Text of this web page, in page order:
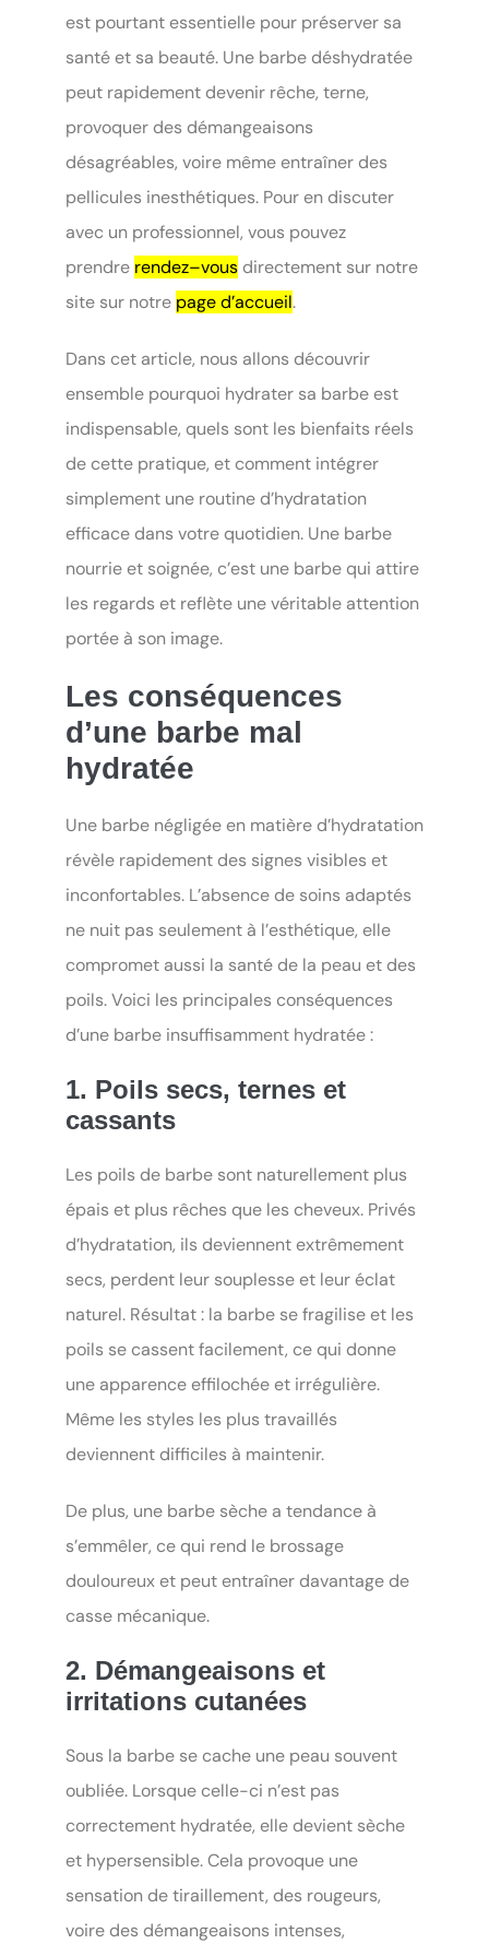
est pourtant essentielle pour préserver sa
santé et sa beauté. Une barbe déshydratée
peut rapidement devenir rêche, terne,
provoquer des démangeaisons
désagréables, voire même entraîner des
pellicules inesthétiques. Pour en discuter
avec un professionnel, vous pouvez
prendre rendez–vous directement sur notre
site sur notre page d’accueil.
Dans cet article, nous allons découvrir
ensemble pourquoi hydrater sa barbe est
indispensable, quels sont les bienfaits réels
de cette pratique, et comment intégrer
simplement une routine d’hydratation
efficace dans votre quotidien. Une barbe
nourrie et soignée, c’est une barbe qui attire
les regards et reflète une véritable attention
portée à son image.
Les conséquences
d’une barbe mal
hydratée
Une barbe négligée en matière d’hydratation
révèle rapidement des signes visibles et
inconfortables. L’absence de soins adaptés
ne nuit pas seulement à l’esthétique, elle
compromet aussi la santé de la peau et des
poils. Voici les principales conséquences
d’une barbe insuffisamment hydratée :
1. Poils secs, ternes et
cassants
Les poils de barbe sont naturellement plus
épais et plus rêches que les cheveux. Privés
d’hydratation, ils deviennent extrêmement
secs, perdent leur souplesse et leur éclat
naturel. Résultat : la barbe se fragilise et les
poils se cassent facilement, ce qui donne
une apparence effilochée et irrégulière.
Même les styles les plus travaillés
deviennent difficiles à maintenir.
De plus, une barbe sèche a tendance à
s’emmêler, ce qui rend le brossage
douloureux et peut entraîner davantage de
casse mécanique.
2. Démangeaisons et
irritations cutanées
Sous la barbe se cache une peau souvent
oubliée. Lorsque celle-ci n’est pas
correctement hydratée, elle devient sèche
et hypersensible. Cela provoque une
sensation de tiraillement, des rougeurs,
voire des démangeaisons intenses,